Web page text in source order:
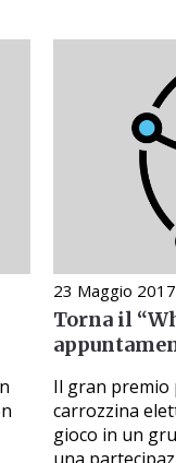
23 Maggio 2017
Torna il
Il gran premio
carrozzina
gioco in un